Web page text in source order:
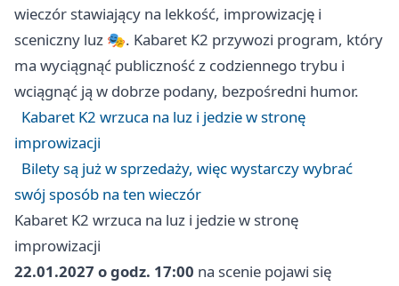
wieczór stawiający na lekkość, improwizację i
sceniczny luz 🎭. Kabaret K2 przywozi program, który
ma wyciągnąć publiczność z codziennego trybu i
wciągnąć ją w dobrze podany, bezpośredni humor.
Kabaret K2 wrzuca na luz i jedzie w stronę
improwizacji
Bilety są już w sprzedaży, więc wystarczy wybrać
swój sposób na ten wieczór
Kabaret K2 wrzuca na luz i jedzie w stronę
improwizacji
22.01.2027 o godz. 17:00 na scenie pojawi się